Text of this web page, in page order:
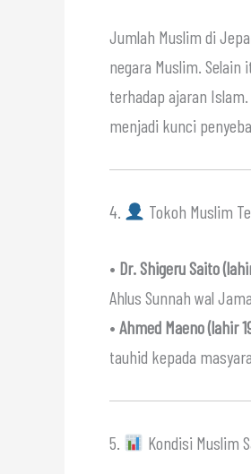
Jumlah Muslim di
negara Muslim.
terhadap ajaran
menjadi kunci
4. Tokoh Muslim
• Dr. Shigeru Saito
Ahlus Sunnah wal
• Ahmed Maeno (lahir
tauhid kepada
5. Kondisi Muslim